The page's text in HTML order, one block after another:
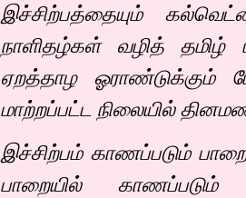
இச்சிற்பத்தையும்
நாளிதழ்கள் வழித்
ஏறத்தாழ ஓராண்டுக்கும்
மாற்றப்பட்ட நிலையில்
இச்சிற்பம் காணப்படும்
பாறையில்